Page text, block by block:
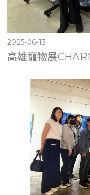
2025-06-13